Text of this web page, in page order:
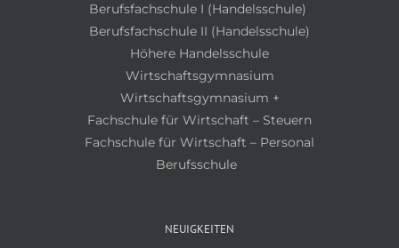
Berufsfachschule I (Handelsschule)
Berufsfachschule II (Handelsschule)
Höhere Handelsschule
Wirtschaftsgymnasium
Wirtschaftsgymnasium +
Fachschule für Wirtschaft – Steuern
Fachschule für Wirtschaft – Personal
Berufsschule
NEUIGKEITEN